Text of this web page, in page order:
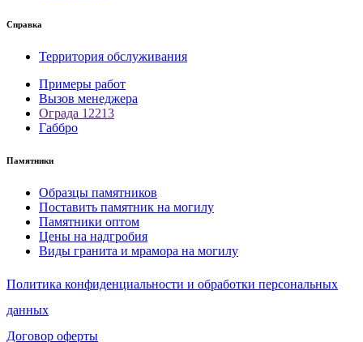
Справка
Территория обслуживания
Примеры работ
Вызов менеджера
Ограда 12213
Габбро
Памятники
Образцы памятников
Поставить памятник на могилу
Памятники оптом
Цены на надгробия
Виды гранита и мрамора на могилу
Политика конфиденциальности и обработки персональных
данных
Договор оферты